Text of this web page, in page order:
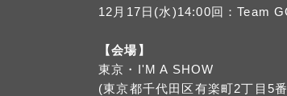
12月17日(水)14:00回：Team
【会場】
東京・I'M A SHOW
(東京都千代田区有楽町2丁目5